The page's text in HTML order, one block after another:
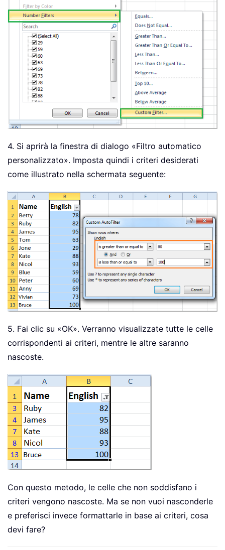
4. Si aprirà la finestra di dialogo «Filtro automatico
personalizzato». Imposta quindi i criteri desiderati
come illustrato nella schermata seguente:
5. Fai clic su «OK». Verranno visualizzate tutte le celle
corrispondenti ai criteri, mentre le altre saranno
nascoste.
Con questo metodo, le celle che non soddisfano i
criteri vengono nascoste. Ma se non vuoi nasconderle
e preferisci invece formattarle in base ai criteri, cosa
devi fare?